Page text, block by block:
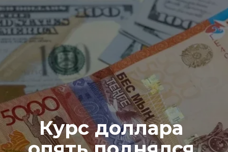
Курс доллара